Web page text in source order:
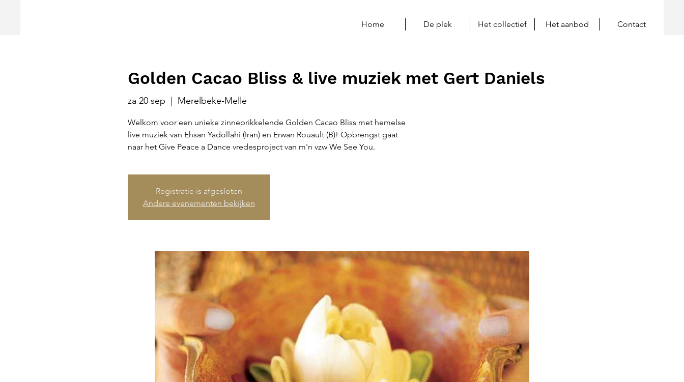
Home De plek Het collectief Het aanbod Contact
Golden Cacao Bliss & live muziek met Gert Daniels
za 20 sep Merelbeke-Melle
Welkom voor een unieke zinneprikkelende Golden Cacao Bliss met hemelse
live muziek van Ehsan Yadollahi (Iran) en Erwan Rouault (B)! Opbrengst gaat
naar het Give Peace a Dance vredesproject van m'n vzw We See You.
Registratie is afgesloten
Andere evenementen bekijken